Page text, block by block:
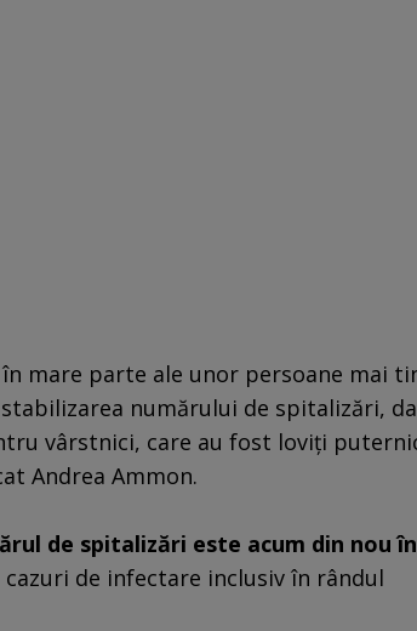
mare parte ale unor persoane mai
numărului de spitalizări,
vârstnici, care au fost loviţi
Andrea Ammon.
de spitalizări este acum din nou în
cazuri de infectare inclusiv în rândul